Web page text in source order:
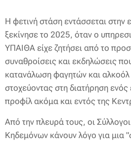
Η φετινή στάση εντάσσεται στην
ξεκίνησε το 2025, όταν ο
ΥΠΑΙΘΑ είχε ζητήσει από το
συναθροίσεις και εκδηλώσεις
κατανάλωση φαγητών και
στοχεύοντας στη διατήρηση ενός
προφίλ ακόμα και εντός της
Από την πλευρά τους, οι
Κηδεμόνων κάνουν λόγο για μια